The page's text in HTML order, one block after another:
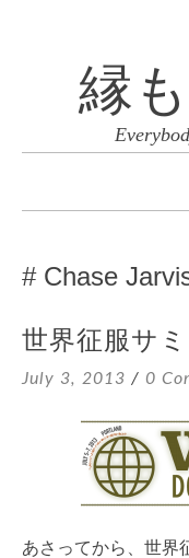
縁
Chase
世界征服サミ
July 3, 2013 0
あさってから、世界